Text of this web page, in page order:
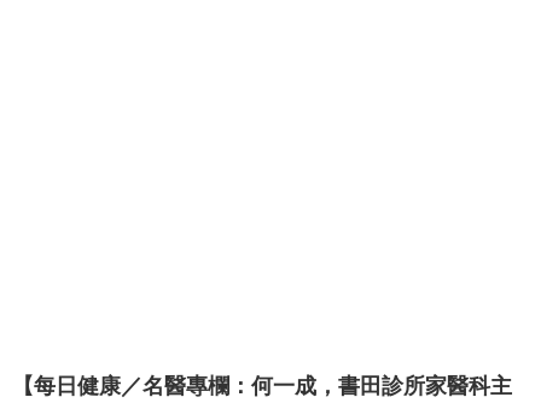
【每日健康／名醫專欄：何一成 ， 書田診所家醫科主